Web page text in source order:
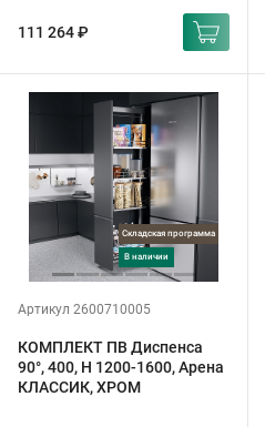
111 264 ₽
Складская программа
в наличии
Артикул 2600710005
КОМПЛЕКТ ПВ Диспенса
90°, 400, H 1200-1600, Арена
КЛАССИК, ХРОМ